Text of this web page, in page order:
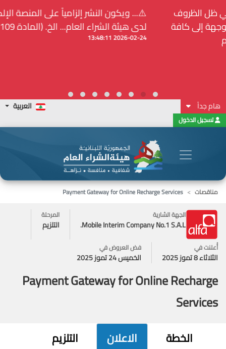
⚠️... ويكون النشر إلزامياً على المنصة الإلكترونيّة المركزيّة
لدى هيئة الشراء العام... الخ. (المادة 109 : الشفافية)
هام جداً العربية
تسجيل الدخول
مناقصات
Payment Gateway for Online Recharge Services
الجهة الشارية
Mobile Interim Company No.1 S.A.L.
المرحلة
التلزيم
أُعلنت في
الثلاثاء 8 تموز 2025
فض العروض في
الخميس 24 تموز 2025
Payment Gateway for Online Recharge
Services
الخطة الاعلان
التلزيم